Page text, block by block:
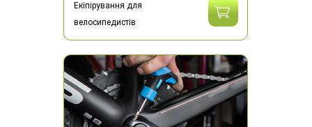
Екіпірування для
велосипедистів